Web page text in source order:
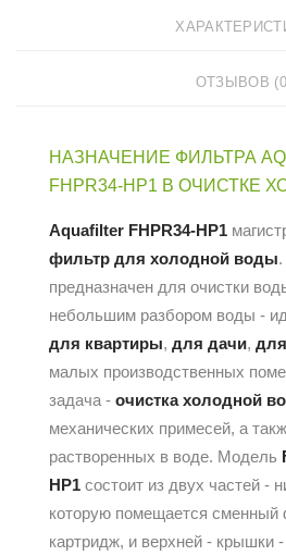
ОТЗЫВОВ
НАЗНАЧЕНИЕ ФИЛЬТРА
FHPR34-HP1 В ОЧИСТКЕ
Aquafilter FHPR34-HP1
фильтр для холодной воды
предназначен для очистки
небольшим разбором воды -
для квартиры, для дачи,
малых производственных
задача - очистка холодной
механических примесей, а
растворенных в воде. Модель
HP1 состоит из двух частей -
которую помещается
картридж, и верхней - крышки -